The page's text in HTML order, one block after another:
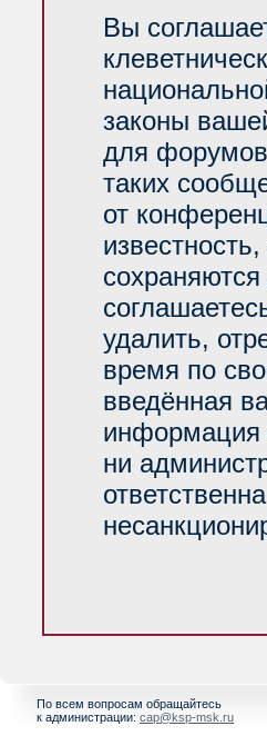
Вы
законы
для
таких
от
удалить,
время по
введённая
информация
ни
По всем вопросам обращайтесь
к администрации: cap@ksp-msk.ru